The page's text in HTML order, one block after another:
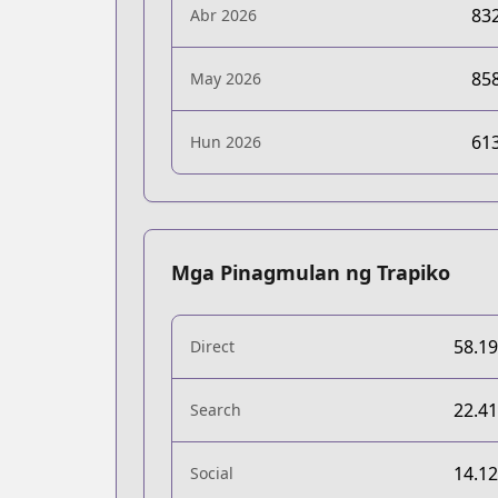
Abr 2026
May 2026
Hun 2026
Mga Pinagmulan ng Trapiko
Direct
Search
Social